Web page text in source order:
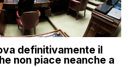
definitivamente il
non piace neanche a